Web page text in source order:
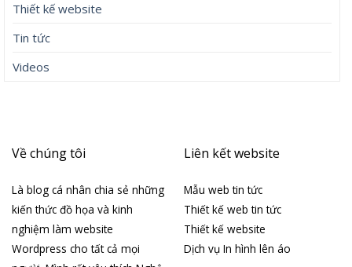
Thiết kế website
Tin tức
Videos
Về chúng tôi
Là blog cá nhân chia sẻ những
kiến thức đồ họa và kinh
nghiệm làm website
Wordpress cho tất cả mọi
Liên kết website
Mẫu web tin tức
Thiết kế web tin tức
Thiết kế website
Dịch vụ In hình lên áo